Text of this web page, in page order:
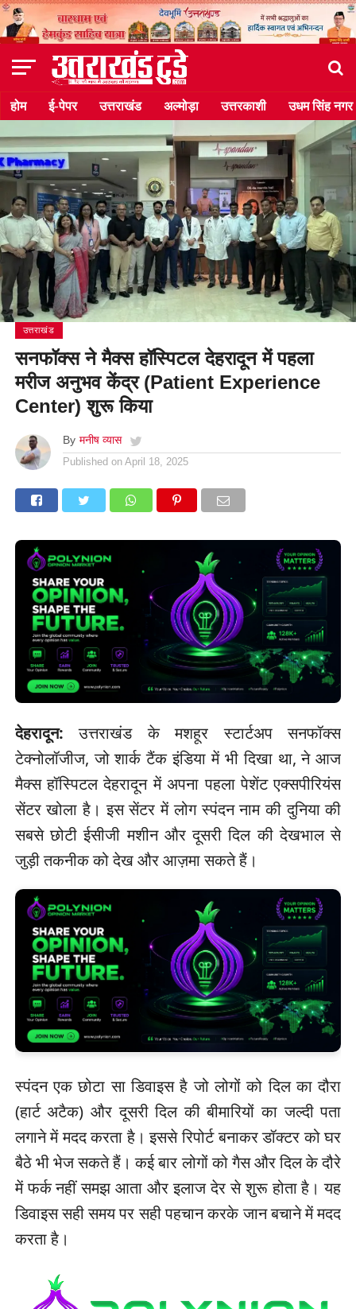
होम ई-पेपर उत्तराखंड अल्मोड़ा उत्तरकाशी उधम सिंह नगर
उत्तराखंड
सनफॉक्स ने मैक्स हॉस्पिटल देहरादून में पहला
मरीज अनुभव केंद्र (Patient Experience
Center) शुरू किया
By मनीष व्यास
Published on April 18, 2025
देहरादून: उत्तराखंड के मशहूर स्टार्टअप सनफॉक्स
टेक्नोलॉजीज, जो शार्क टैंक इंडिया में भी दिखा था, ने आज
मैक्स हॉस्पिटल देहरादून में अपना पहला पेशेंट एक्सपीरियंस
सेंटर खोला है। इस सेंटर में लोग स्पंदन नाम की दुनिया की
सबसे छोटी ईसीजी मशीन और दूसरी दिल की देखभाल से
जुड़ी तकनीक को देख और आज़मा सकते हैं।
स्पंदन एक छोटा सा डिवाइस है जो लोगों को दिल का दौरा
(हार्ट अटैक) और दूसरी दिल की बीमारियों का जल्दी पता
लगाने में मदद करता है। इससे रिपोर्ट बनाकर डॉक्टर को घर
बैठे भी भेज सकते हैं। कई बार लोगों को गैस और दिल के दौरे
में फर्क नहीं समझ आता और इलाज देर से शुरू होता है। यह
डिवाइस सही समय पर सही पहचान करके जान बचाने में मदद
करता है।